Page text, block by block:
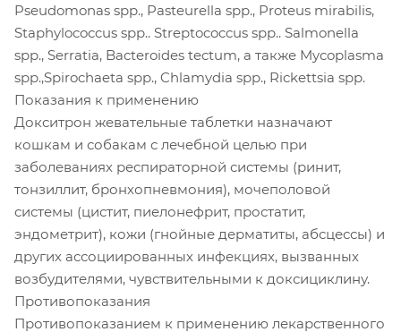
Pseudomonas spp., Pasteurella spp., Proteus mirabilis,
Staphylococcus spp.. Streptococcus spp.. Salmonella
spp., Serratia, Bacteroides tectum, a также Mycoplasma
spp.,Spirochaeta spp., Chlamydia spp., Rickettsia spp.
Показания к применению
Докситрон жевательные таблетки назначают
кошкам и собакам с лечебной целью при
заболеваниях респираторной системы (ринит,
тонзиллит, бронхопневмония), мочеполовой
системы (цистит, пиелонефрит, простатит,
эндометрит), кожи (гнойные дерматиты, абсцессы) и
других ассоциированных инфекциях, вызванных
возбудителями, чувствительными к доксициклину.
Противопоказания
Противопоказанием к применению лекарственного